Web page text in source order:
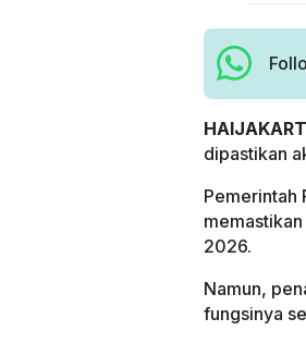
dipastikan
Pemerintah
2026.
Namun,
fungsinya